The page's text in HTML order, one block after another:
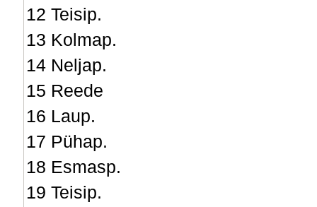
12 Teisip.
13 Kolmap.
14 Neljap.
15 Reede
16 Laup.
17 Pühap.
18 Esmasp.
19 Teisip.